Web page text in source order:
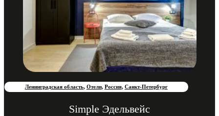
Ленинградская область, Отели, Россия, Санкт-Петербург
Simple Эдельвейс